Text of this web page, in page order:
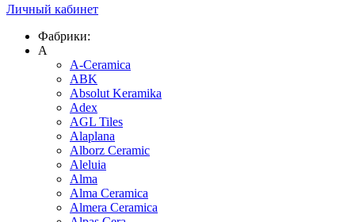
Личный кабинет
Фабрики:
A
A-Ceramica
ABK
Absolut Keramika
Adex
AGL Tiles
Alaplana
Alborz Ceramic
Aleluia
Alma
Alma Ceramica
Almera Ceramica